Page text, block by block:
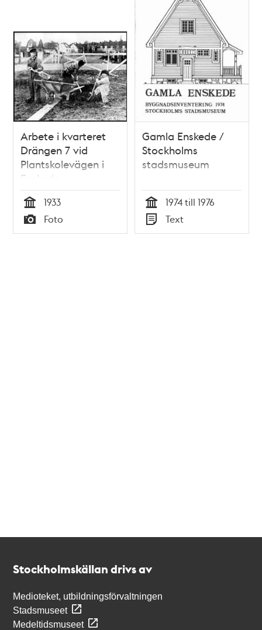
Arbete i kvarteret
Drängen 7 vid
Plantskolevägen i
Enskede
småstugeområde
Tid
1933
Typ
Foto
Gamla Enskede /
Stockholms
stadsmuseum
Tid
1974 till 1976
Typ
Text
Stockholmskällan drivs av
Medioteket, utbildningsförvaltningen
Stadsmuseet
Medeltidsmuseet